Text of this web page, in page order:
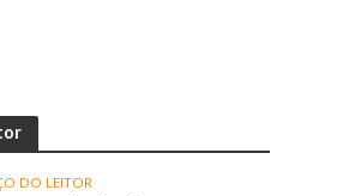
DO LEITOR